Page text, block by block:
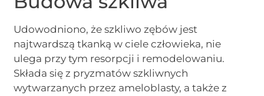
Udowodniono, że szkliwo zębów jest
najtwardszą tkanką w ciele człowieka, nie
ulega przy tym resorpcji i remodelowaniu.
Składa się z pryzmatów szkliwnych
wytwarzanych przez ameloblasty, a także z